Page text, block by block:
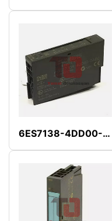
6ES7138-4DD00-0AB0